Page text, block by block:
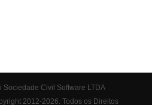
Sociedade Civil Software LTDA
2012-2026. Todos os Direitos